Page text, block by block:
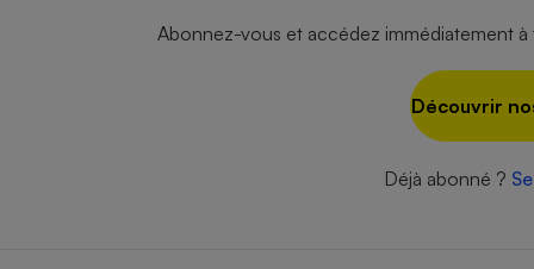
Abonnez-vous et accédez immédiatement
Découvrir
Déjà abonné ?
Plaque de cuisson à
induction
Smartphone